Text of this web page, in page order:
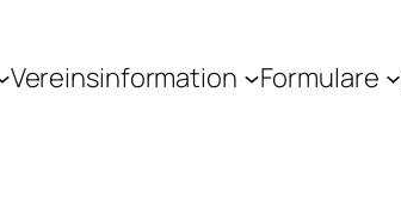
Vereinsinformation Formulare